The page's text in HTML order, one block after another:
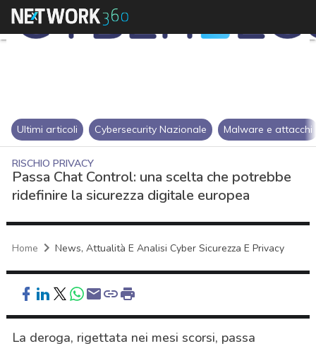
Ultimi articoli Cybersecurity Nazionale Malware e attacchi
RISCHIO PRIVACY
Passa Chat Control: una scelta che potrebbe
ridefinire la sicurezza digitale europea
Home News, Attualità E Analisi Cyber Sicurezza E Privacy
La deroga, rigettata nei mesi scorsi, passa